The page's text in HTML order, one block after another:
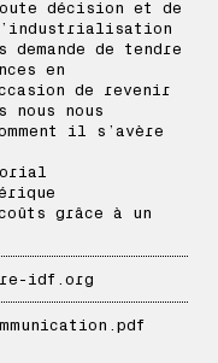
décision et de
de tendre
en
de revenir
nous
il s’avère
grâce à un
idf.org